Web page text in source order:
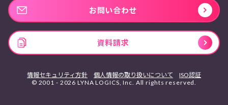
お問い合わせ
資料請求
© 2001 - 2026 LYNA LOGICS, Inc. All rights reserved.
情報セキュリティ方針 個人情報の取り扱いについて ISO認証